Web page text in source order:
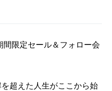
限定セール＆フォロー会
超えた人生がここから始